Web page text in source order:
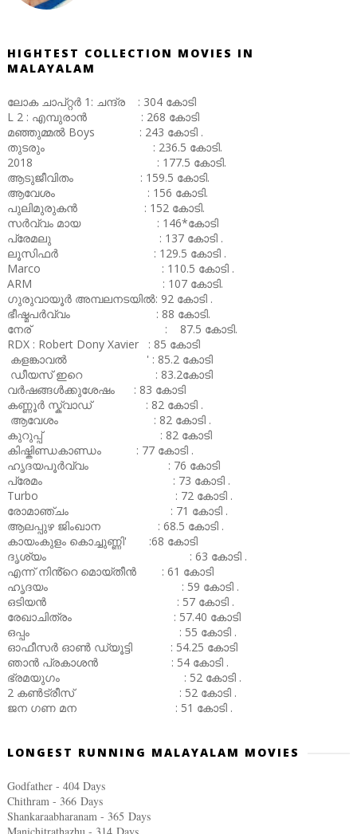
HIGHTEST COLLECTION MOVIES IN
MALAYALAM
ലോക ചാപ്റ്റർ 1: ചന്ദ്ര : 304 കോടി
L 2 : എമ്പുരാൻ : 268 കോടി
മഞ്ഞുമ്മൽ Boys : 243 കോടി .
തുടരും : 236.5 കോടി.
2018 : 177.5 കോടി.
ആടുജീവിതം : 159.5 കോടി.
ആവേശം : 156 കോടി.
പുലിമുരുകൻ : 152 കോടി.
സർവ്വം മായ : 146*കോടി
പ്രേമലു : 137 കോടി .
ലൂസിഫർ : 129.5 കോടി .
Marco : 110.5 കോടി .
ARM : 107 കോടി.
ഗുരുവായൂർ അമ്പലനടയിൽ: 92 കോടി .
ഭീഷ്മപർവ്വം : 88 കോടി.
നേര് : 87.5 കോടി.
RDX : Robert Dony Xavier : 85 കോടി
കളങ്കാവൽ ' : 85.2 കോടി
ഡീയസ് ഇറെ : 83.2കോടി
വർഷങ്ങൾക്കുശേഷം : 83 കോടി
കണ്ണൂർ സ്ക്വാഡ് : 82 കോടി .
ആവേശം : 82 കോടി .
കുറുപ്പ് : 82 കോടി
കിഷ്കിണ്ഡകാണ്ഡം : 77 കോടി .
ഹൃദയപൂർവ്വം : 76 കോടി
പ്രേമം : 73 കോടി .
Turbo : 72 കോടി .
രോമാഞ്ചം : 71 കോടി .
ആലപ്പുഴ ജിംഖാന : 68.5 കോടി .
കായംകുളം കൊച്ചുണ്ണി' :68 കോടി
ദൃശ്യം : 63 കോടി .
എന്ന് നിൻ്റെ മൊയ്തീൻ : 61 കോടി
ഹൃദയം : 59 കോടി .
ഒടിയൻ : 57 കോടി .
രേഖാചിത്രം : 57.40 കോടി
ഒപ്പം : 55 കോടി .
ഓഫീസർ ഓൺ ഡ്യൂട്ടി : 54.25 കോടി
ഞാൻ പ്രകാശൻ : 54 കോടി .
ഭ്രമയുഗം : 52 കോടി .
2 കൺട്രീസ് : 52 കോടി .
ജന ഗണ മന : 51 കോടി .
LONGEST RUNNING MALAYALAM MOVIES
Godfather - 404 Days
Chithram - 366 Days
Shankaraabharanam - 365 Days